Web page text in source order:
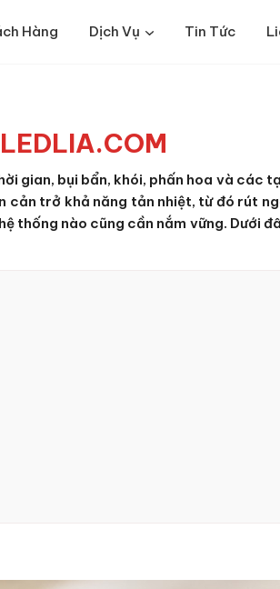
Hàng Dịch Vụ Tin Tức
gian, bụi bẩn, khói, phấn hoa và các
trở khả năng tản nhiệt, từ đó rút
thống nào cũng cần nắm vững. Dưới